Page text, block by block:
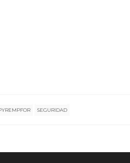
SEGURIDAD